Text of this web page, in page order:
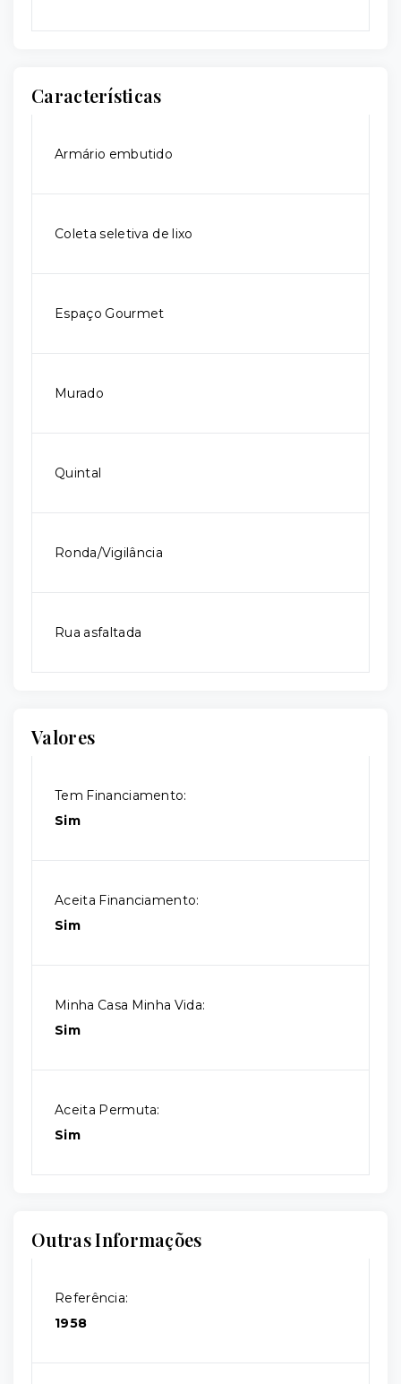
Características
Armário embutido
Coleta seletiva de lixo
Espaço Gourmet
Murado
Quintal
Ronda/Vigilância
Rua asfaltada
Valores
Tem Financiamento:
Sim
Aceita Financiamento:
Sim
Minha Casa Minha Vida:
Sim
Aceita Permuta:
Sim
Outras Informações
Referência:
1958